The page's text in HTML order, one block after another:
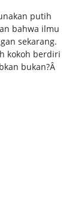
putih
bahwa ilmu
sekarang.
kokoh berdiri
bukan?Â